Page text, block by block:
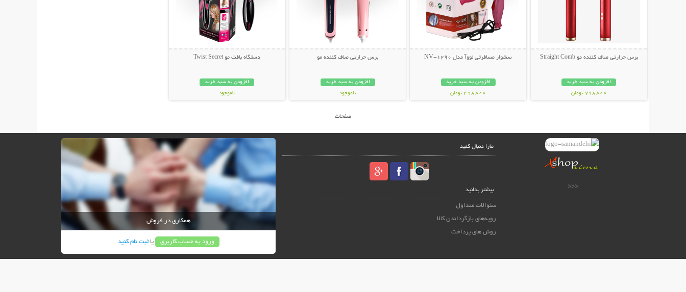
برس حرارتی صاف کننده مو Straight Comb
افزودن به سبد خرید
798,000 تومان
سشوار مسافرتی نووآ مدل NV-1290
افزودن به سبد خرید
498,000 تومان
برس حرارتی صاف کننده مو
افزودن به سبد خرید
ناموجود
دستگاه بافت مو Twist Secret
افزودن به سبد خرید
ناموجود
صفحات
<<<
مارا دنبال کنید
بیشتر بدانید
سئوالات متداول
رویه‌های بازگرداندن کالا
روش های پرداخت
همکاری در فروش
ورود به حساب کاربری یاثبت نام کنید